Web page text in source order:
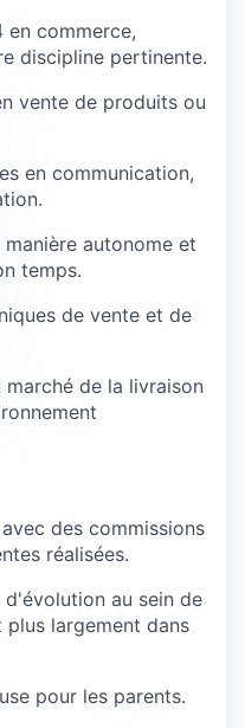
en commerce,
discipline pertinente.
vente de produits ou
en communication,
autonome et
temps.
de vente et de
marché de la livraison
des commissions
réalisées.
au sein de
plus largement dans
pour les parents.